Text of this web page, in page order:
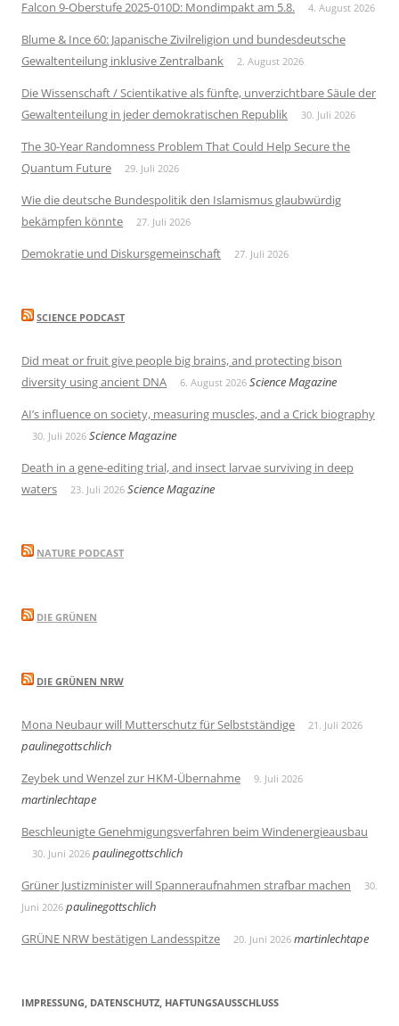
Falcon 9-Oberstufe 2025-010D: Mondimpakt am 5.8. 4. August 2026
Blume & Ince 60: Japanische Zivilreligion und bundesdeutsche
Gewaltenteilung inklusive Zentralbank
2. August 2026
Die Wissenschaft / Scientikative als fünfte, unverzichtbare Säule der
Gewaltenteilung in jeder demokratischen Republik
30. Juli 2026
The 30-Year Randomness Problem That Could Help Secure the
Quantum Future
29. Juli 2026
Wie die deutsche Bundespolitik den Islamismus glaubwürdig
bekämpfen könnte
27. Juli 2026
Demokratie und Diskursgemeinschaft 27. Juli 2026
SCIENCE PODCAST
Did meat or fruit give people big brains, and protecting bison
diversity using ancient DNA
6. August 2026 Science Magazine
AI’s influence on society, measuring muscles, and a Crick biography
30. Juli 2026 Science Magazine
Death in a gene-editing trial, and insect larvae surviving in deep
waters
23. Juli 2026 Science Magazine
NATURE PODCAST
DIE GRÜNEN
DIE GRÜNEN NRW
Mona Neubaur will Mutterschutz für Selbstständige 21. Juli 2026
paulinegottschlich
Zeybek und Wenzel zur HKM-Übernahme
9. Juli 2026
martinlechtape
Beschleunigte Genehmigungsverfahren beim Windenergieausbau
30. Juni 2026 paulinegottschlich
Grüner Justizminister will Spanneraufnahmen strafbar machen
30.
Juni 2026 paulinegottschlich
GRÜNE NRW bestätigen Landesspitze
20. Juni 2026 martinlechtape
IMPRESSUNG, DATENSCHUTZ, HAFTUNGSAUSSCHLUSS